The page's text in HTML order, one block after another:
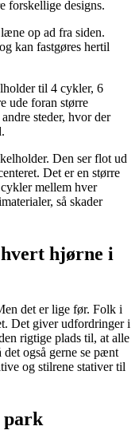
forskellige designs.
op ad fra siden.
kan fastgøres hertil
til 4 cykler, 6
ude foran større
steder, hvor der
Den ser flot ud
Det er en større
mellem hver
så skader
hjørne i
det er lige før. Folk i
Det giver udfordringer i
rigtige plads til, at alle
også gerne se pænt
og stilrene stativer til
park